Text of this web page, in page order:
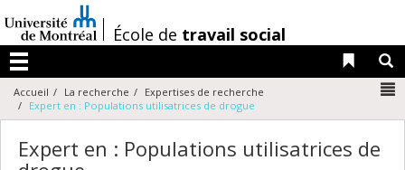
au
contenu
/École de travail social
Menu
Liens
Accueil La recherche
Expertises de recherche
Expert en : Populations utilisatrices de drogue
Expert en : Populations utilisatrices de